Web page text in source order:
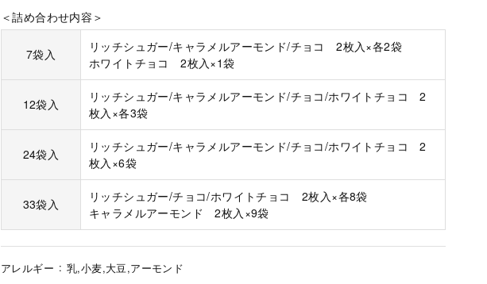
＜詰め合わせ内容＞
7袋入
リッチシュガー/キャラメルアーモンド/チョコ 2枚入×各2袋
ホワイトチョコ 2枚入×1袋
12袋入
リッチシュガー/キャラメルアーモンド/チョコ/ホワイトチョコ 2
枚入×各3袋
24袋入
リッチシュガー/キャラメルアーモンド/チョコ/ホワイトチョコ 2
枚入×6袋
33袋入
リッチシュガー/チョコ/ホワイトチョコ 2枚入×各8袋
キャラメルアーモンド 2枚入×9袋
アレルギー 乳,小麦,大豆,アーモンド